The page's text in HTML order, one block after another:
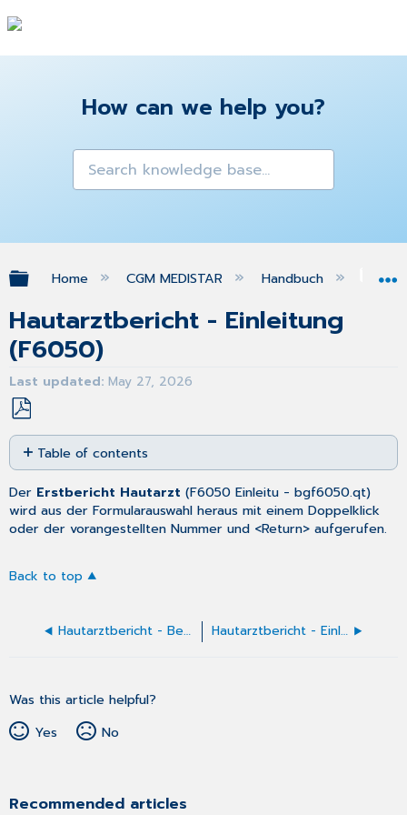
How can we help you?
Expand/collapse global hierarchy
Home CGM MEDISTAR Handbuch
Hautarztbericht - Einleitung
(F6050)
Last updated May 27, 2026
Save
as
PDF
Table of contents
No
headers
Der Erstbericht Hautarzt (F6050 Einleitu - bgf6050.qt)
wird aus derFormularauswahl heraus mit einem Doppelklick
oder der vorangestellten Nummer und <Return> aufgerufen.
Back to top
Hautarztbericht - Behandlungsverlauf (F6052) Hautarztbericht - Einleitung ausfüllen
Was this article helpful?
Yes
No
Recommended articles